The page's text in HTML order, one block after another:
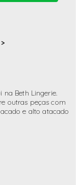
Beth Lingerie.
outras peças com
e alto atacado